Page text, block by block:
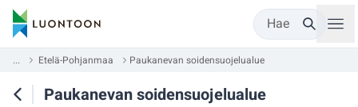
Hae
... Etelä-Pohjanmaa Paukanevan soidensuojelualue
Paukanevan soidensuojelualue